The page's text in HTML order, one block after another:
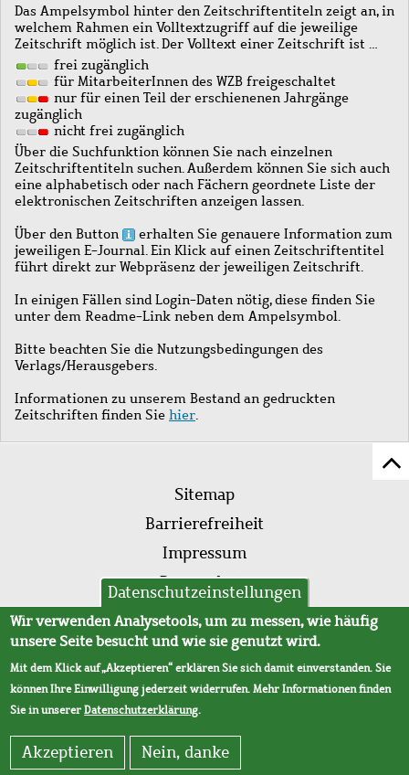
Das Ampelsymbol hinter den Zeitschriftentiteln zeigt an, in
welchem Rahmen ein Volltextzugriff auf die jeweilige
Zeitschrift möglich ist. Der Volltext einer Zeitschrift ist …
frei zugänglich
für MitarbeiterInnen des WZB freigeschaltet
nur für einen Teil der erschienenen Jahrgänge
zugänglich
nicht frei zugänglich
Über die Suchfunktion können Sie nach einzelnen
Zeitschriftentiteln suchen. Außerdem können Sie sich auch
eine alphabetisch oder nach Fächern geordnete Liste der
elektronischen Zeitschriften anzeigen lassen.
Über den Button
erhalten Sie genauere Information zum
jeweiligen E-Journal. Ein Klick auf einen Zeitschriftentitel
führt direkt zur Webpräsenz der jeweiligen Zeitschrift.
In einigen Fällen sind Login-Daten nötig, diese finden Sie
unter dem Readme-Link neben dem Ampelsymbol.
Bitte beachten Sie die Nutzungsbedingungen des
Verlags/Herausgebers.
Informationen zu unserem Bestand an gedruckten
Zeitschriften finden Sie hier.
Fußleistenmenü
Sitemap
Barrierefreiheit
Impressum
Datenschutz
AVB
Datenschutzeinstellungen
Wir verwenden Analysetools, um zu messen, wie häufig
unsere Seite besucht und wie sie genutzt wird.
Mit dem Klick auf „Akzeptieren“ erklären Sie sich damit einverstanden. Sie
können Ihre Einwilligung jederzeit widerrufen. Mehr Informationen finden
Sie in unsererDatenschutzerklärung.
Akzeptieren Nein, danke